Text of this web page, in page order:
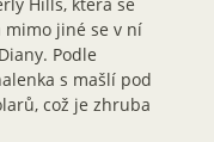
mimo jiné se v ní
Podle
s mašlí pod
což je zhruba